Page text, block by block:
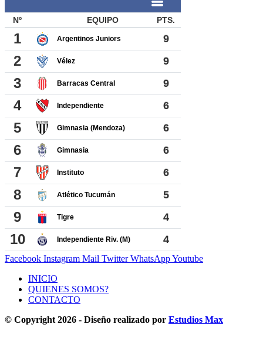
Facebook Instagram Mail Twitter WhatsAppYoutube
INICIO
QUIENES SOMOS?
CONTACTO
© Copyright 2026 - Diseño realizado por Estudios Max